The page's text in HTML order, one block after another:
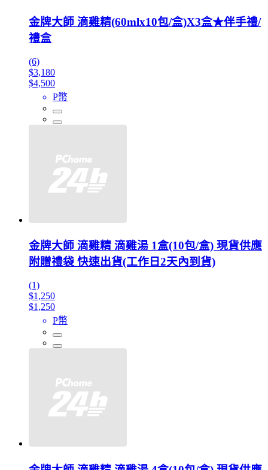
金牌大師 滴雞精(60mlx10包/盒)X3盒★伴手禮/
禮盒
(6)
$3,180
$4,500
P幣
金牌大師 滴雞精 滴雞湯 1盒(10包/盒) 現貨供應
附贈禮袋 快速出貨(工作日2天內到貨)
(1)
$1,250
$1,250
P幣